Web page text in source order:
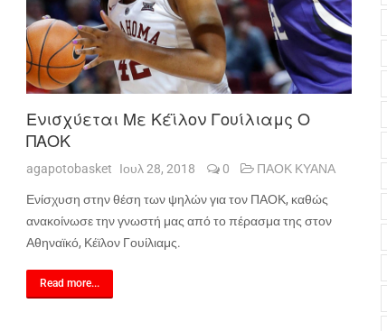
Ενισχύεται Με Κέϊλον Γουίλιαμς Ο
ΠΑΟΚ
agapotobasket Ιουλ 28, 2018 0 ΠΑΟΚ ΚΥΑΝΑ
Ενίσχυση στην θέση των ψηλών για τον ΠΑΟΚ, καθώς
ανακοίνωσε την γνωστή μας από το πέρασμα της στον
Αθηναϊκό, Κέϊλον Γουίλιαμς.
Read more...